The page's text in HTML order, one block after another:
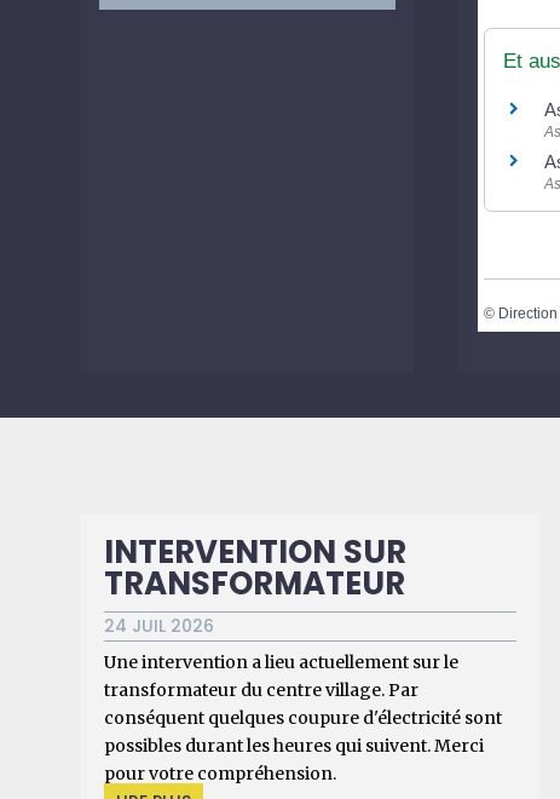
Et
©
INTERVENTION SUR
TRANSFORMATEUR
24 JUIL 2026
Une intervention a lieu actuellement sur le
transformateur du centre village. Par
conséquent quelques coupure d'électricité sont
possibles durant les heures qui suivent. Merci
pour votre compréhension.